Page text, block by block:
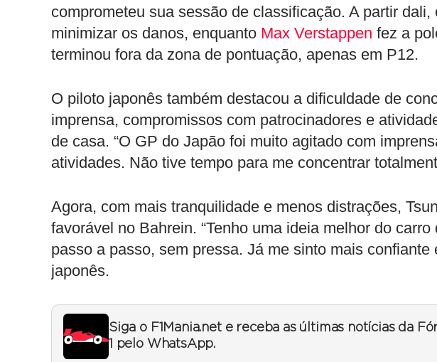
comprometeu sua sessão de classificação. A partir
minimizar os danos, enquanto Max Verstappen fez a
terminou fora da zona de pontuação, apenas em P12.
O piloto japonês também destacou a dificuldade de
imprensa, compromissos com patrocinadores e
de casa. “O GP do Japão foi muito agitado com
atividades. Não tive tempo para me concentrar
Agora, com mais tranquilidade e menos distrações,
favorável no Bahrein. “Tenho uma ideia melhor do
passo a passo, sem pressa. Já me sinto mais confiante
japonês.
Siga o F1Mania.net e receba as últimas notícias da
1 pelo WhatsApp.